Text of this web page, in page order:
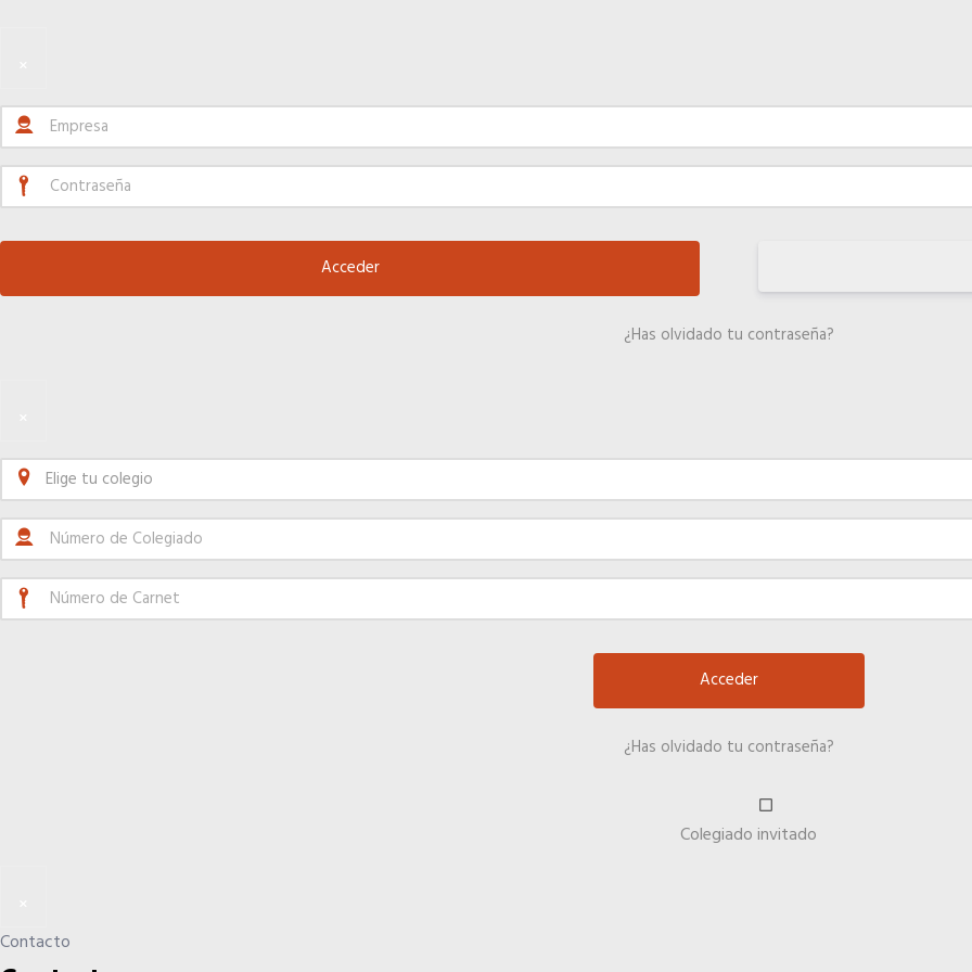
¿Has olvidado tu contraseña?
Elige tu colegio
¿Has olvidado tu contraseña?
Colegiado invitado
Contacto